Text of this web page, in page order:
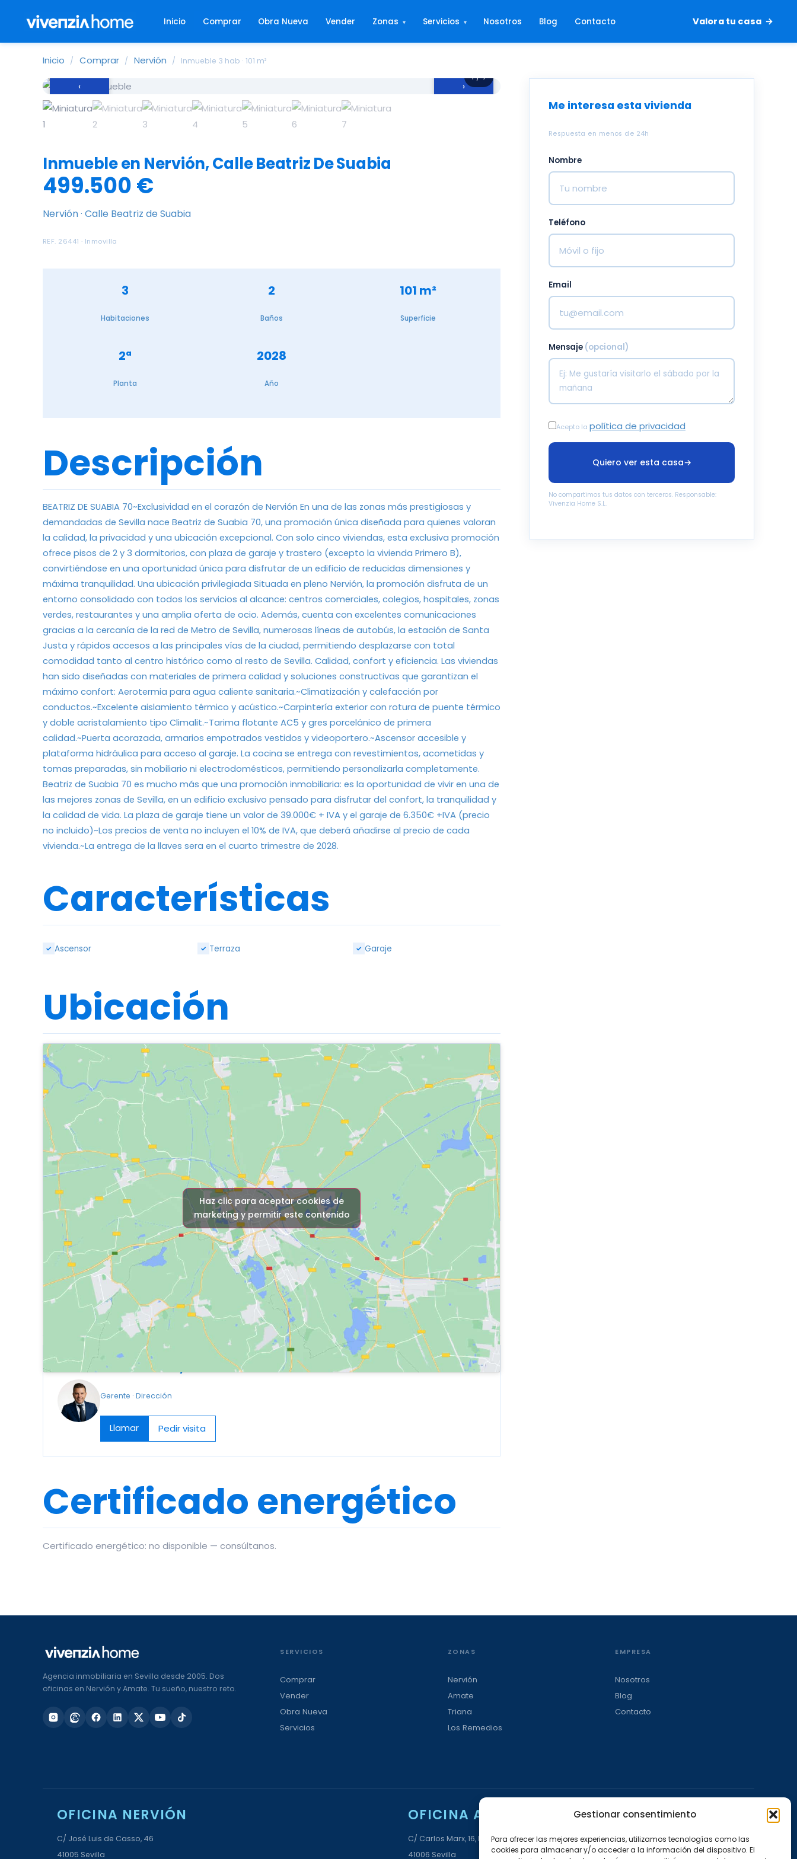
Gestionar consentimiento
Para ofrecer las mejores experiencias, utilizamos tecnologías como las
cookies para almacenar y/o acceder a la información del dispositivo. El
Inicio Comprar Obra Nueva Vender Zonas ▾ Servicios ▾ Nosotros Blog Contacto Valora tu casa
Inicio / Comprar / Nervión / Inmueble 3 hab · 101 m²
‹ ›
1 / 7
Inmueble en Nervión, Calle Beatriz De Suabia
499.500 €
Nervión · Calle Beatriz de Suabia
REF. 26441 · Inmovilla
3
Habitaciones
2
Baños
101 m²
Superficie
2ª
Planta
2028
Año
Descripción
BEATRIZ DE SUABIA 70~Exclusividad en el corazón de Nervión En una de las zonas más prestigiosas y
demandadas de Sevilla nace Beatriz de Suabia 70, una promoción única diseñada para quienes valoran
la calidad, la privacidad y una ubicación excepcional. Con solo cinco viviendas, esta exclusiva promoción
ofrece pisos de 2 y 3 dormitorios, con plaza de garaje y trastero (excepto la vivienda Primero B),
convirtiéndose en una oportunidad única para disfrutar de un edificio de reducidas dimensiones y
máxima tranquilidad. Una ubicación privilegiada Situada en pleno Nervión, la promoción disfruta de un
entorno consolidado con todos los servicios al alcance: centros comerciales, colegios, hospitales, zonas
verdes, restaurantes y una amplia oferta de ocio. Además, cuenta con excelentes comunicaciones
gracias a la cercanía de la red de Metro de Sevilla, numerosas líneas de autobús, la estación de Santa
Justa y rápidos accesos a las principales vías de la ciudad, permitiendo desplazarse con total
comodidad tanto al centro histórico como al resto de Sevilla. Calidad, confort y eficiencia. Las viviendas
han sido diseñadas con materiales de primera calidad y soluciones constructivas que garantizan el
máximo confort: Aerotermia para agua caliente sanitaria.~Climatización y calefacción por
conductos.~Excelente aislamiento térmico y acústico.~Carpintería exterior con rotura de puente térmico
y doble acristalamiento tipo Climalit.~Tarima flotante AC5 y gres porcelánico de primera
calidad.~Puerta acorazada, armarios empotrados vestidos y videoportero.~Ascensor accesible y
plataforma hidráulica para acceso al garaje. La cocina se entrega con revestimientos, acometidas y
tomas preparadas, sin mobiliario ni electrodomésticos, permitiendo personalizarla completamente.
Beatriz de Suabia 70 es mucho más que una promoción inmobiliaria: es la oportunidad de vivir en una de
las mejores zonas de Sevilla, en un edificio exclusivo pensado para disfrutar del confort, la tranquilidad y
la calidad de vida. La plaza de garaje tiene un valor de 39.000€ + IVA y el garaje de 6.350€ +IVA (precio
no incluido)~Los precios de venta no incluyen el 10% de IVA, que deberá añadirse al precio de cada
vivienda.~La entrega de la llaves sera en el cuarto trimestre de 2028.
Características
✓ Ascensor ✓ Terraza ✓ Garaje
Ubicación
Haz clic para aceptar cookies de
marketing y permitir este contenido
Tu agente para esta
vivienda
Fernando Godoy
Gerente · Dirección
Llamar Pedir visita
Certificado energético
Certificado energético: no disponible — consúltanos.
Me interesa esta vivienda
Respuesta en menos de 24h
Nombre
Teléfono
Email
Mensaje (opcional)
Acepto la política de privacidad
Quiero ver esta casa→
No compartimos tus datos con terceros. Responsable:
Vivenzia Home S.L.
Agencia inmobiliaria en Sevilla desde 2005. Dos
oficinas en Nervión y Amate. Tu sueño, nuestro reto.
SERVICIOS
Comprar
Vender
Obra Nueva
Servicios
ZONAS
Nervión
Amate
Triana
Los Remedios
EMPRESA
Nosotros
Blog
Contacto
OFICINA NERVIÓN
C/ José Luis de Casso, 46
41005 Sevilla
OFICINA AMATE
C/ Carlos Marx, 16, Bloque 6, Local A
41006 Sevilla